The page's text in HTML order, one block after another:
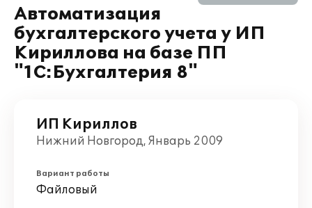
Автоматизация
бухгалтерского учета у ИП
Кириллова на базе ПП
"1С:Бухгалтерия 8"
ИП Кириллов
Нижний Новгород, Январь 2009
Вариант работы
Файловый